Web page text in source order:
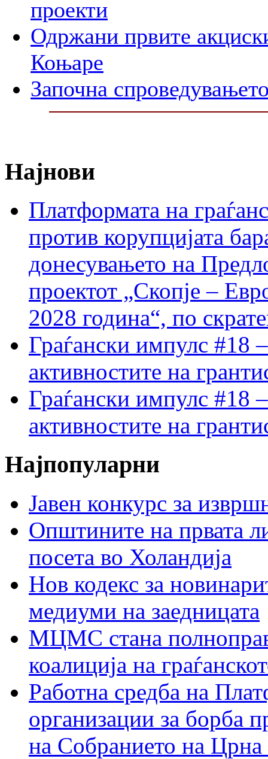
проекти
Одржани првите
Коњаре
Започна
Најнови
Платформата на
против корупцијата
донесувањето на
проектот „Скопје –
2028 година“, по
Граѓански импулс #18
активностите на
Граѓански импулс #18
активностите на
Најпопуларни
Јавен конкурс за
Општините на првата
посета во Холандија
Нов кодекс за
медиуми на заедницата
МЦМС стана
коалиција на
Работна средба на
организации за борба
на Собранието на Црна